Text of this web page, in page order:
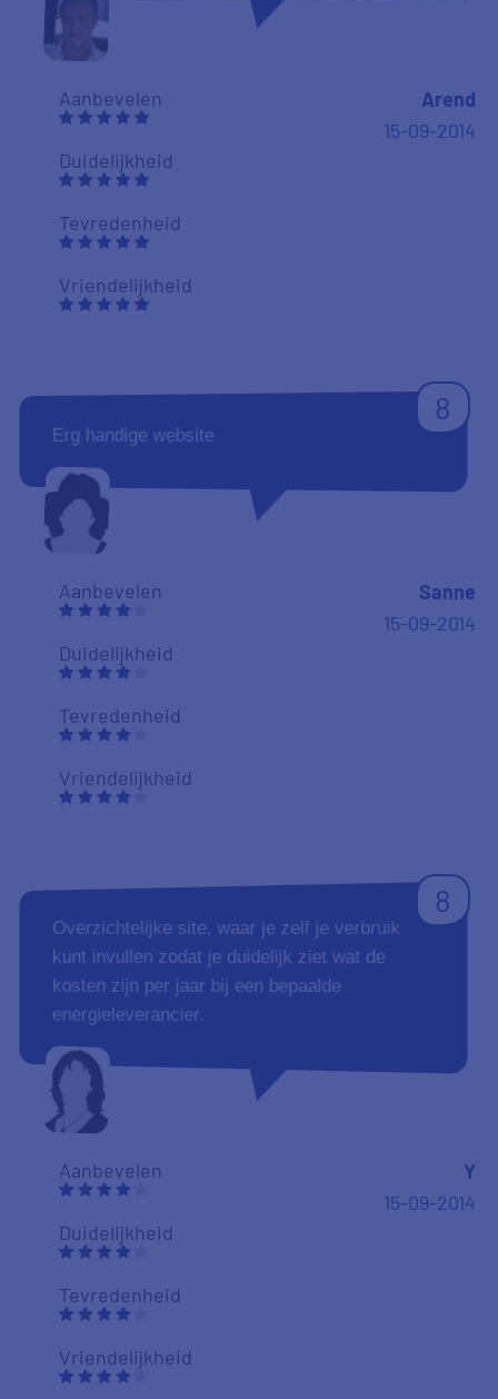
Aanbevelen
Duidelijkheid
Tevredenheid
Vriendelijkheid
Arend
15-09-2014
8
Erg handige website
Aanbevelen
Duidelijkheid
Tevredenheid
Vriendelijkheid
Sanne
15-09-2014
8
Overzichtelijke site, waar je zelf je verbruik
kunt invullen zodat je duidelijk ziet wat de
kosten zijn per jaar bij een bepaalde
energieleverancier.
Aanbevelen
Duidelijkheid
Tevredenheid
Vriendelijkheid
Y
15-09-2014